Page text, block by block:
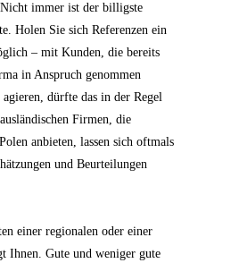
immer ist der billigste
Holen Sie sich Referenzen ein
– mit Kunden, die bereits
in Anspruch genommen
dürfte das in der Regel
Firmen, die
anbieten, lassen sich oftmals
und Beurteilungen
einer regionalen oder einer
Ihnen. Gute und weniger gute